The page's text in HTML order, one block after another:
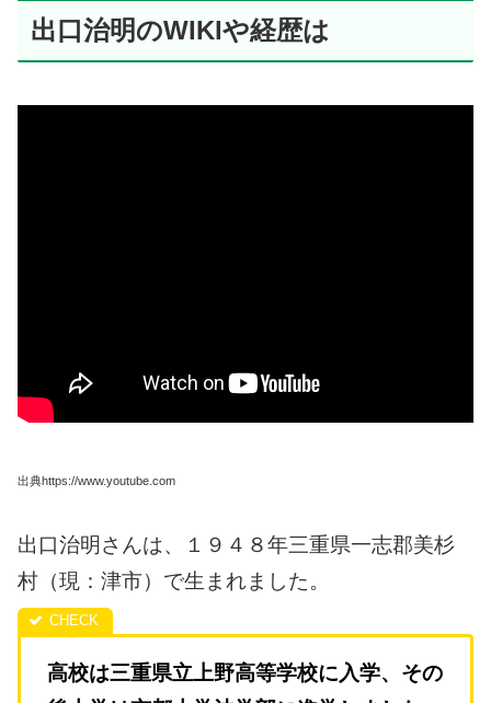
出口治明のWIKIや経歴は
出典https://www.youtube.com
出口治明さんは、１９４８年三重県一志郡美杉
村（現：津市）で生まれました。
高校は三重県立上野高等学校に入学、その